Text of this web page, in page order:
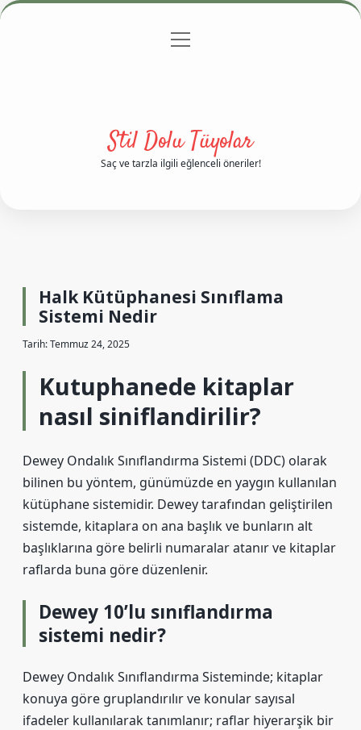
Gizlilik Politikası
menüyü
Stil Dolu Tüyolar
Saç ve tarzla ilgili eğlenceli öneriler!
Halk Kütüphanesi Sınıflama
Sistemi Nedir
Tarih: Temmuz 24, 2025
Kutuphanede kitaplar
nasıl siniflandirilir?
Dewey Ondalık Sınıflandırma Sistemi (DDC) olarak
bilinen bu yöntem, günümüzde en yaygın kullanılan
kütüphane sistemidir. Dewey tarafından geliştirilen
sistemde, kitaplara on ana başlık ve bunların alt
başlıklarına göre belirli numaralar atanır ve kitaplar
raflarda buna göre düzenlenir.
Dewey 10’lu sınıflandırma
sistemi nedir?
Dewey Ondalık Sınıflandırma Sisteminde; kitaplar
konuya göre gruplandırılır ve konular sayısal
ifadeler kullanılarak tanımlanır; raflar hiyerarşik bir